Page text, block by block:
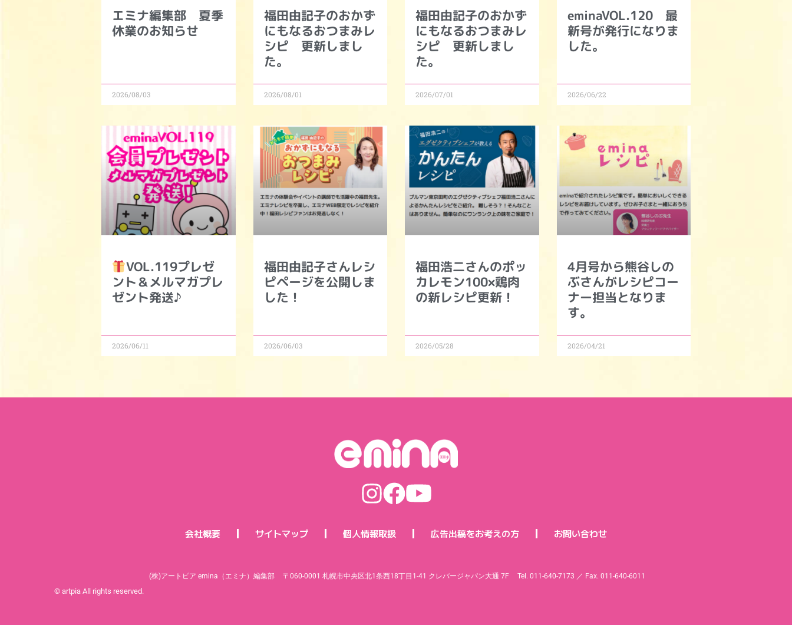
エミナ編集部 夏季
休業のお知らせ
2026/08/03
福田由記子のおかず
にもなるおつまみレ
シピ 更新しまし
た。
2026/08/01
福田由記子のおかず
にもなるおつまみレ
シピ 更新しまし
た。
2026/07/01
eminaVOL.120 最
新号が発行になりま
した。
2026/06/22
VOL.119プレゼ
ント＆メルマガプレ
ゼント発送♪
2026/06/11
福田由記子さんレシ
ピページを公開しま
した！
2026/06/03
福田浩二さんのポッ
カレモン100×鶏肉
の新レシピ更新！
2026/05/28
4月号から熊谷しの
ぶさんがレシピコー
ナー担当となりま
す。
2026/04/21
会社概要 サイトマップ 個人情報取扱 広告出稿をお考えの方 お問い合わせ
(株)アートピア emina（エミナ）編集部 〒060-0001 札幌市中央区北1条西18丁目1-41 クレバージャパン大通 7F Tel. 011-640-7173 ／ Fax. 011-640-6011
© artpia All rights reserved.